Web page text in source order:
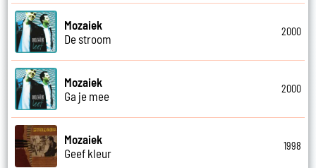
Mozaiek
De stroom
2000
Mozaiek
Ga je mee
2000
Mozaiek
Geef kleur
1998